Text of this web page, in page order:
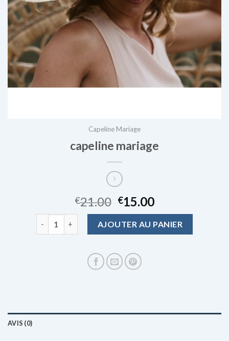
Capeline Mariage
capeline mariage
€21.00 €15.00
AJOUTER AU PANIER
AVIS (0)